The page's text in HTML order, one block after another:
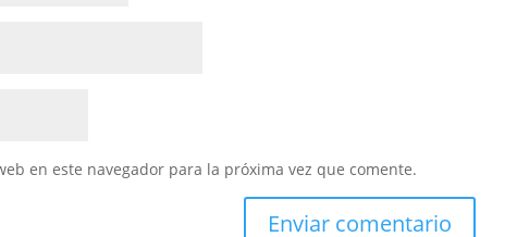
en este navegador para la próxima vez que comente.